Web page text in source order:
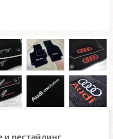
и рестайлинг